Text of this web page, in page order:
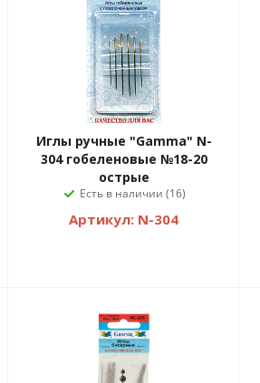
Иглы ручные "Gamma" N-
304 гобеленовые №18-20
острые
Есть в наличии (16)
Артикул: N-304